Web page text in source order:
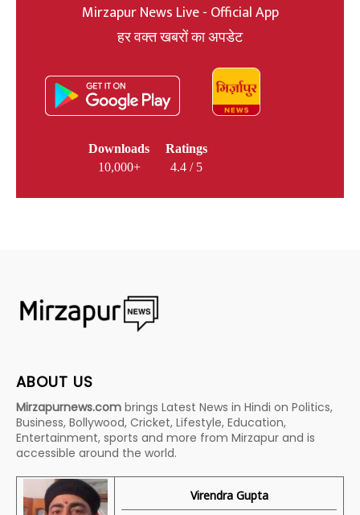
Mirzapur News Live - Official App
हर वक्त खबरों का अपडेट
Downloads
10,000+
Ratings
4.4 / 5
ABOUT US
Mirzapurnews.com brings Latest News in Hindi on Politics,
Business, Bollywood, Cricket, Lifestyle, Education,
Entertainment, sports and more from Mirzapur and is
accessible around the world.
Virendra Gupta